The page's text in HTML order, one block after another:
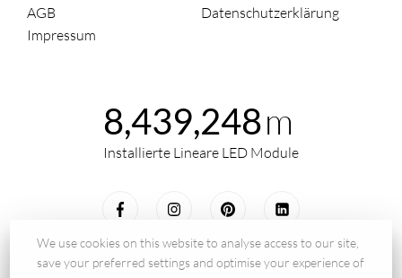
AGB
Datenschutzerklärung
Impressum
8,439,248m
Installierte Lineare LED Module
We use cookies on this website to analyse access to our site,
save your preferred settings and optimise your experience of